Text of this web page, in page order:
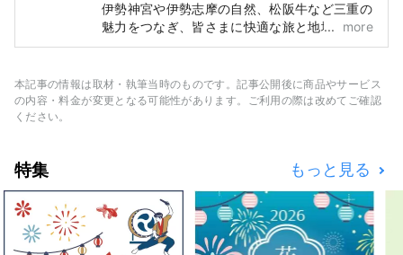
伊勢神宮や伊勢志摩の自然、松阪牛など三重の
魅力をつなぎ、皆さまに快適な旅と地域の情報
をお届けします。
more
本記事の情報は取材・執筆当時のものです。記事公開後に商品やサービス
の内容・料金が変更となる可能性があります。ご利用の際は改めてご確認
ください。
特集 もっと見る